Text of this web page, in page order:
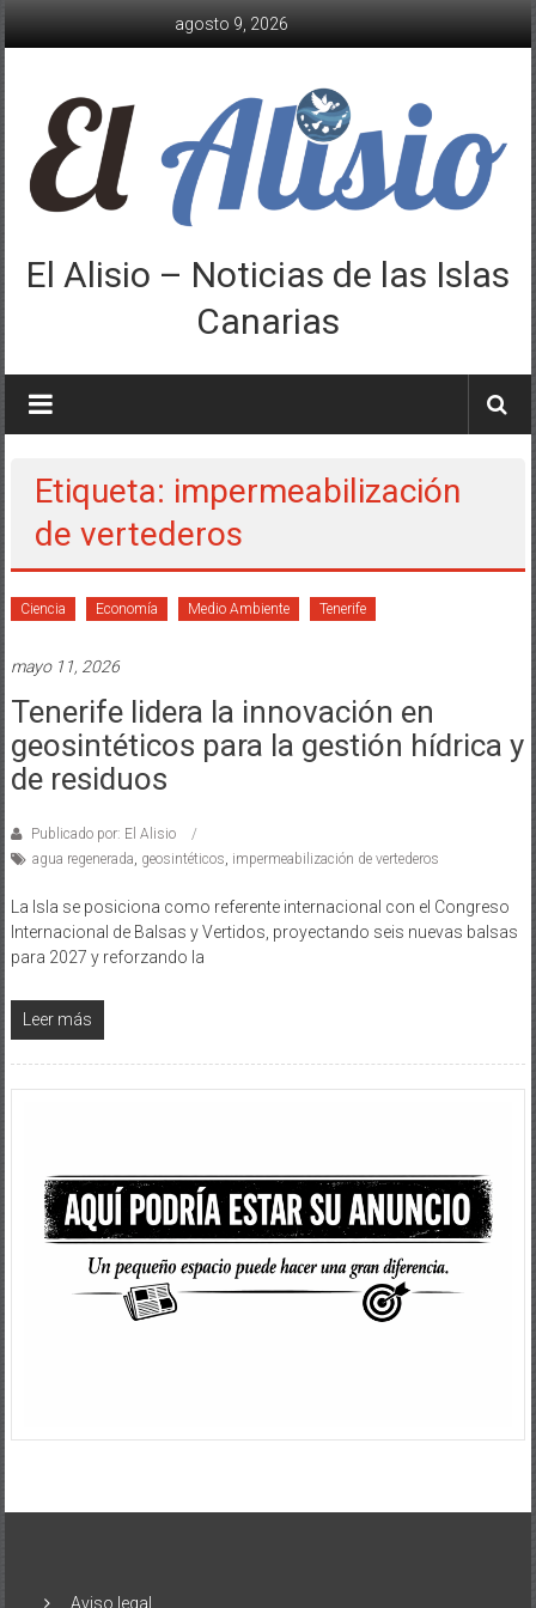
agosto 9, 2026
El Alisio – Noticias de las Islas
Canarias
Etiqueta: impermeabilización
de vertederos
Ciencia Economía Medio Ambiente Tenerife
mayo 11, 2026
Tenerife lidera la innovación en
geosintéticos para la gestión hídrica y
de residuos
Publicado por: El Alisio
agua regenerada, geosintéticos, impermeabilización de vertederos
La Isla se posiciona como referente internacional con el Congreso
Internacional de Balsas y Vertidos, proyectando seis nuevas balsas
para 2027 y reforzando la
Leer más
Aviso legal